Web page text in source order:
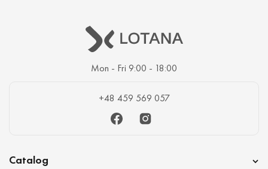
Mon - Fri 9:00 - 18:00
+48 459 569 057
FacebookInstagram
Catalog